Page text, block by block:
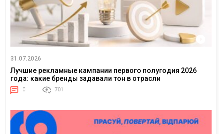
31.07.2026
Лучшие рекламные кампании первого полугодия 2026
года: какие бренды задавали тон в отрасли
0 701